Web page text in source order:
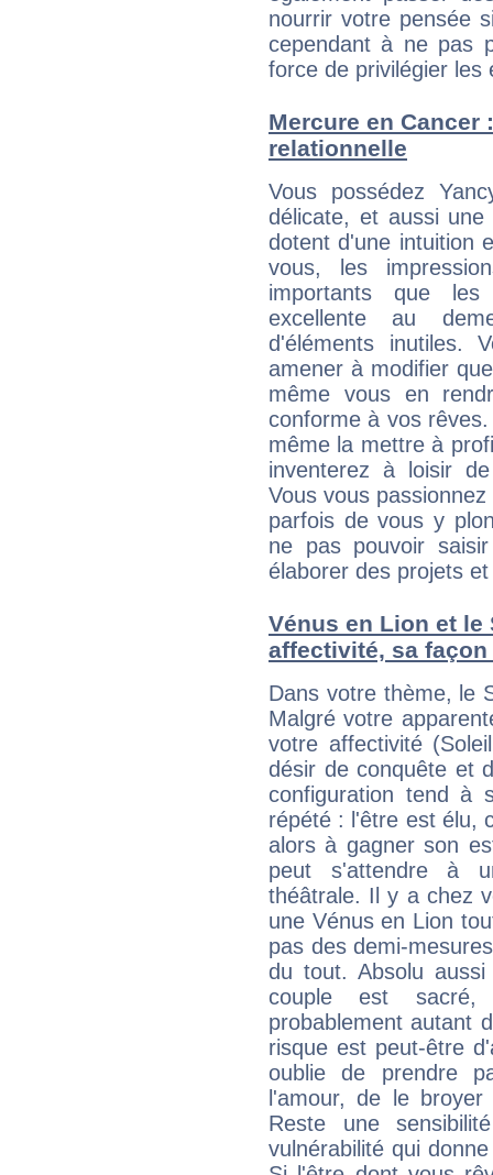
nourrir votre pensée
cependant à ne pas
force de privilégier les
Mercure en
relationnelle
Vous possédez
délicate, et aussi
dotent d'une intuition
vous, les
importants que
excellente au
d'éléments inutiles.
amener à modifier
même vous en
conforme à vos
même la mettre à
inventerez à loisir
Vous vous
parfois de vous y
ne pas pouvoir
élaborer des projets
Vénus en Lion et le
affectivité, sa
Dans votre thème, le
Malgré votre
votre affectivité
désir de conquête et
configuration tend à
répété : l'être est élu,
alors à gagner son
peut s'attendre à
théâtrale. Il y a chez
une Vénus en Lion
pas des demi-
du tout. Absolu
couple est sacré,
probablement autant
risque est peut-être
oublie de prendre
l'amour, de le
Reste une
vulnérabilité qui